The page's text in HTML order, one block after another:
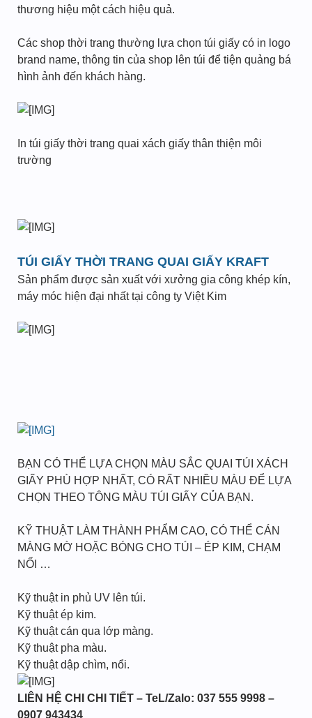
thương hiệu một cách hiệu quả.
Các shop thời trang thường lựa chọn túi giấy có in logo
brand name, thông tin của shop lên túi để tiện quảng bá
hình ảnh đến khách hàng.
In túi giấy thời trang quai xách giấy thân thiện môi
trường
TÚI GIẤY THỜI TRANG QUAI GIẤY KRAFT
Sản phẩm được sản xuất với xưởng gia công khép kín,
máy móc hiện đại nhất tại công ty Việt Kim
BẠN CÓ THỂ LỰA CHỌN MÀU SẮC QUAI TÚI XÁCH
GIẤY PHÙ HỢP NHẤT, CÓ RẤT NHIỀU MÀU ĐỂ LỰA
CHỌN THEO TÔNG MÀU TÚI GIẤY CỦA BẠN.
KỸ THUẬT LÀM THÀNH PHẨM CAO, CÓ THỂ CÁN
MÀNG MỜ HOẶC BÓNG CHO TÚI – ÉP KIM, CHẠM
NỔI …
Kỹ thuật in phủ UV lên túi.
Kỹ thuật ép kim.
Kỹ thuật cán qua lớp màng.
Kỹ thuật pha màu.
Kỹ thuật dập chìm, nổi.
LIÊN HỆ CHI CHI TIẾT – TeL/Zalo: 037 555 9998 –
0907 943434